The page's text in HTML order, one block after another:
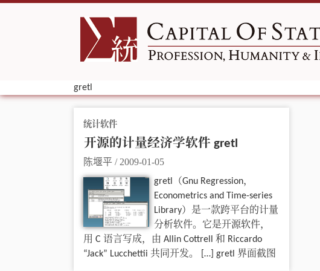
gretl
统计软件
开源的计量经济学软件 gretl
陈堰平 / 2009-01-05
gretl（Gnu Regression，
Econometrics and Time-series
Library）是一款跨平台的计量
分析软件。它是开源软件，
用 C 语言写成，由 Allin Cottrell 和 Riccardo
“Jack” Lucchettii 共同开发。 […] gretl 界面截图